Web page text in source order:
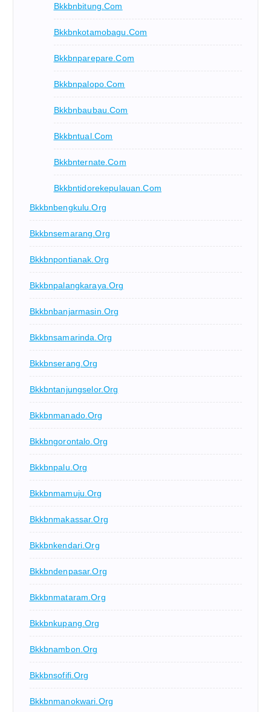
Bkkbnbitung.com
Bkkbnkotamobagu.com
Bkkbnparepare.com
Bkkbnpalopo.com
Bkkbnbaubau.com
Bkkbntual.com
Bkkbnternate.com
Bkkbntidorekepulauan.com
Bkkbnbengkulu.org
Bkkbnsemarang.org
Bkkbnpontianak.org
Bkkbnpalangkaraya.org
Bkkbnbanjarmasin.org
Bkkbnsamarinda.org
Bkkbnserang.org
Bkkbntanjungselor.org
Bkkbnmanado.org
Bkkbngorontalo.org
Bkkbnpalu.org
Bkkbnmamuju.org
Bkkbnmakassar.org
Bkkbnkendari.org
Bkkbndenpasar.org
Bkkbnmataram.org
Bkkbnkupang.org
Bkkbnambon.org
Bkkbnsofifi.org
Bkkbnmanokwari.org